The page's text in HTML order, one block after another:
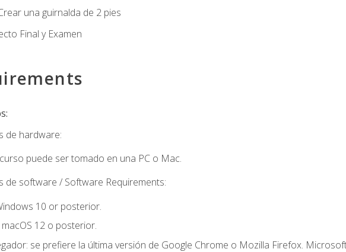
una guirnalda de 2 pies
Final y Examen
de hardware:
puede ser tomado en una PC o Mac.
de software / Software Requirements:
10 or posterior.
macOS 12 o posterior.
se prefiere la última versión de Google Chrome o Mozilla Firefox.